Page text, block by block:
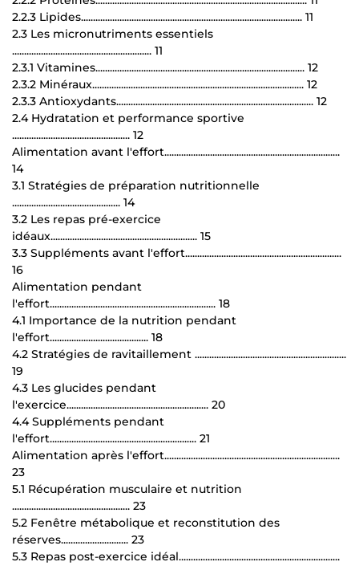
2.2.3 Lipides............................................................................................ 11
2.3 Les micronutriments essentiels
.......................................................... 11
2.3.1 Vitamines....................................................................................... 12
2.3.2 Minéraux........................................................................................ 12
2.3.3 Antioxydants.................................................................................. 12
2.4 Hydratation et performance sportive
................................................. 12
Alimentation avant l'effort.........................................................................
14
3.1 Stratégies de préparation nutritionnelle
............................................. 14
3.2 Les repas pré-exercice
idéaux............................................................. 15
3.3 Suppléments avant l'effort.................................................................
16
Alimentation pendant
l'effort..................................................................... 18
4.1 Importance de la nutrition pendant
l'effort......................................... 18
4.2 Stratégies de ravitaillement ...............................................................
19
4.3 Les glucides pendant
l'exercice........................................................... 20
4.4 Suppléments pendant
l'effort............................................................. 21
Alimentation après l'effort.........................................................................
23
5.1 Récupération musculaire et nutrition
................................................. 23
5.2 Fenêtre métabolique et reconstitution des
réserves............................ 23
5.3 Repas post-exercice idéal...................................................................